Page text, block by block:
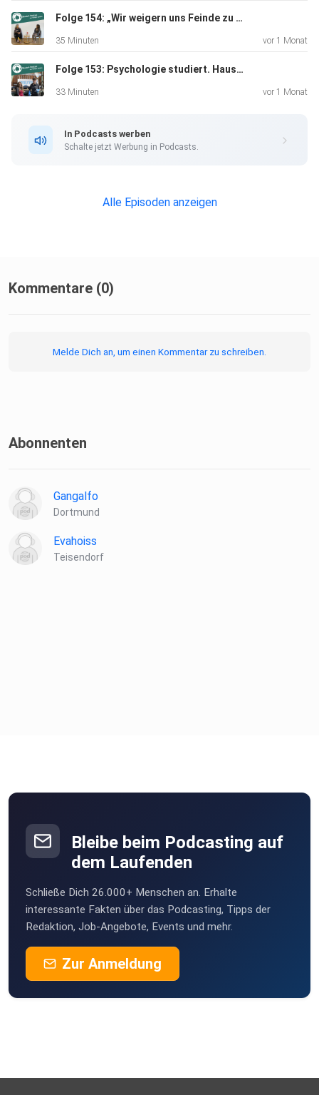
https://siebenlinden.org/de/oekolgischer-fussabdruck/
Website:
podcast@siebenlinden.org Interviewpartner: Christoph
Strünke
Freundeskreis Ökodorf e.V., 06.11.2021
Folge 154: „Wir weigern uns Feinde zu sein“ - Friedensbotschafterin Sabine Lichtenfels
35 Minuten vor 1 Monat
Folge 153: Psychologie studiert. Hausmeisterin aus Überzeugung - Annikas Karriereknick oder Glücksfall?
33 Minuten vor 1 Monat
In Podcasts werben
Schalte jetzt Werbung in Podcasts.
Alle Episoden anzeigen
Kommentare (0)
Melde Dich an, um einen Kommentar zu schreiben.
Abonnenten
Gangalfo
Dortmund
Evahoiss
Teisendorf
Bleibe beim Podcasting auf
dem Laufenden
Schließe Dich 26.000+ Menschen an. Erhalte
interessante Fakten über das Podcasting, Tipps der
Redaktion, Job-Angebote, Events und mehr.
Zur Anmeldung